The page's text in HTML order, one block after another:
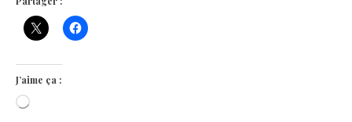
J’aime ça :
Chargement…